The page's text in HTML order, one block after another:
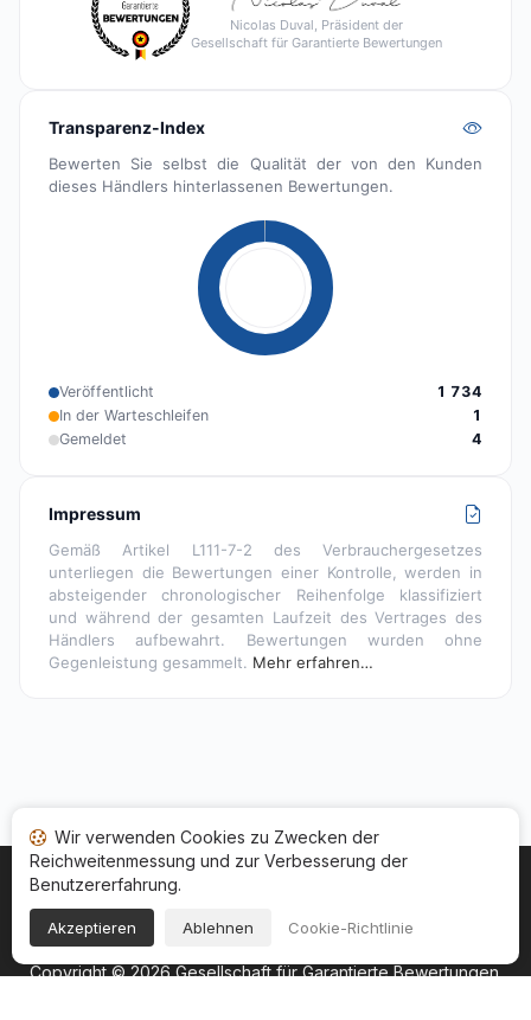
Nicolas Duval, Präsident der
Gesellschaft für Garantierte Bewertungen
Transparenz-Index
Bewerten Sie selbst die Qualität der von den Kunden
dieses Händlers hinterlassenen Bewertungen.
Veröffentlicht
1 734
In der Warteschleifen
1
Gemeldet
4
Impressum
Gemäß Artikel L111-7-2 des Verbrauchergesetzes
unterliegen die Bewertungen einer Kontrolle, werden in
absteigender chronologischer Reihenfolge klassifiziert
und während der gesamten Laufzeit des Vertrages des
Händlers aufbewahrt. Bewertungen wurden ohne
Gegenleistung gesammelt. Mehr erfahren…
Startseite Ihr Bewertungsstatus
Allgemeine Nutzungsbedingugen
Rechtshinweise
Copyright © 2026Gesellschaft für Garantierte Bewertungen.
Wir verwenden Cookies zu Zwecken der
Reichweitenmessung und zur Verbesserung der
Benutzererfahrung.
Akzeptieren Ablehnen Cookie-Richtlinie